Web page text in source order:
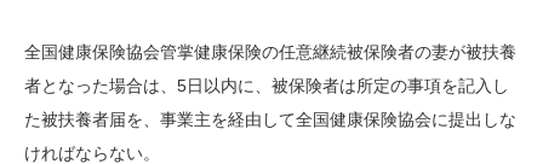
全国健康保険協会管掌健康保険の任意継続被保険者の妻が被扶養
者となった場合は、5日以内に、被保険者は所定の事項を記入し
た被扶養者届を、事業主を経由して全国健康保険協会に提出しな
ければならない。